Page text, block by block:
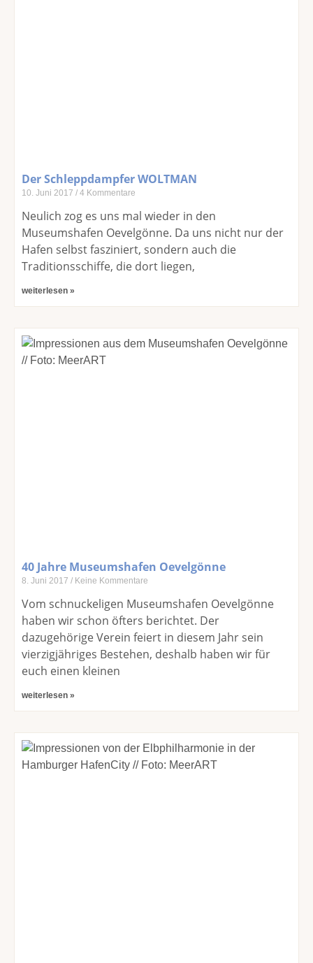
Der Schleppdampfer WOLTMAN
10. Juni 2017 4 Kommentare
Neulich zog es uns mal wieder in den
Museumshafen Oevelgönne. Da uns nicht nur der
Hafen selbst fasziniert, sondern auch die
Traditionsschiffe, die dort liegen,
weiterlesen »
40 Jahre Museumshafen Oevelgönne
8. Juni 2017 Keine Kommentare
Vom schnuckeligen Museumshafen Oevelgönne
haben wir schon öfters berichtet. Der
dazugehörige Verein feiert in diesem Jahr sein
vierzigjähriges Bestehen, deshalb haben wir für
euch einen kleinen
weiterlesen »